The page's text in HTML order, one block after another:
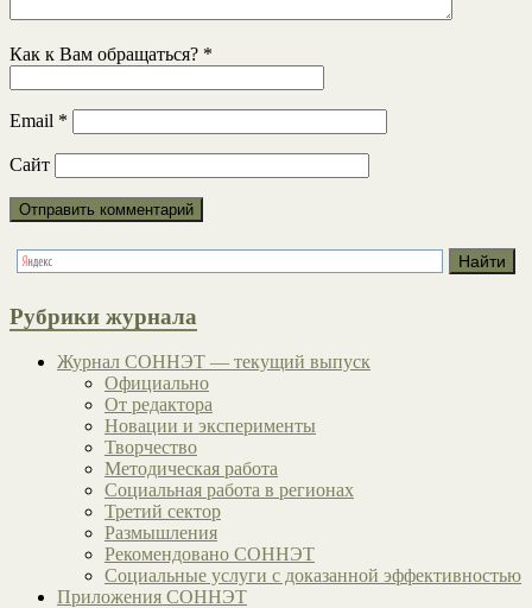
Как к Вам обращаться? *
Email *
Сайт
Рубрики журнала
Журнал СОННЭТ — текущий выпуск
Официально
От редактора
Новации и эксперименты
Творчество
Методическая работа
Социальная работа в регионах
Третий сектор
Размышления
Рекомендовано СОННЭТ
Социальные услуги с доказанной эффективностью
Приложения СОННЭТ